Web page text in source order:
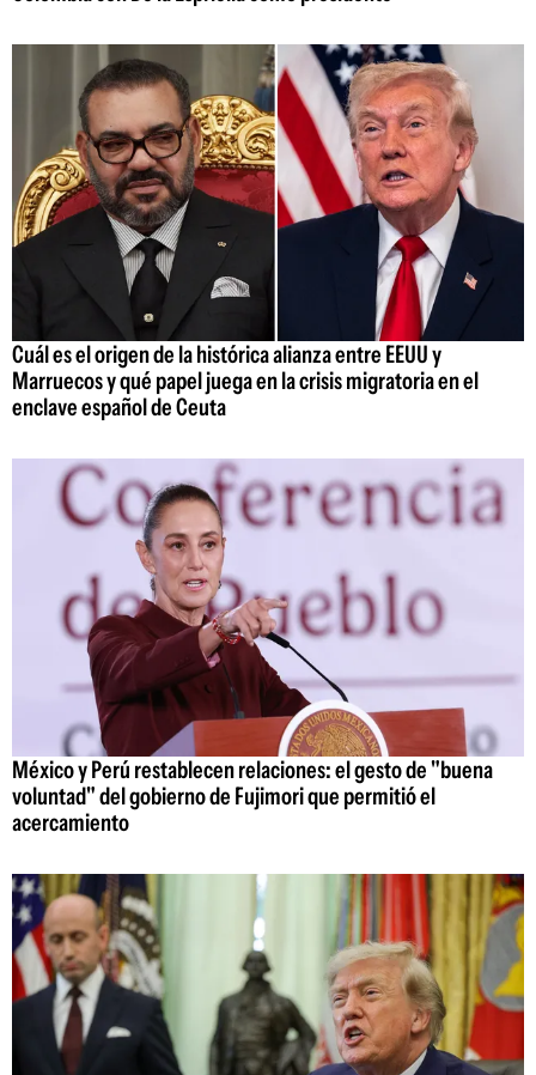
Cuál es el origen de la histórica alianza entre EEUU y
Marruecos y qué papel juega en la crisis migratoria en el
enclave español de Ceuta
México y Perú restablecen relaciones: el gesto de "buena
voluntad" del gobierno de Fujimori que permitió el
acercamiento